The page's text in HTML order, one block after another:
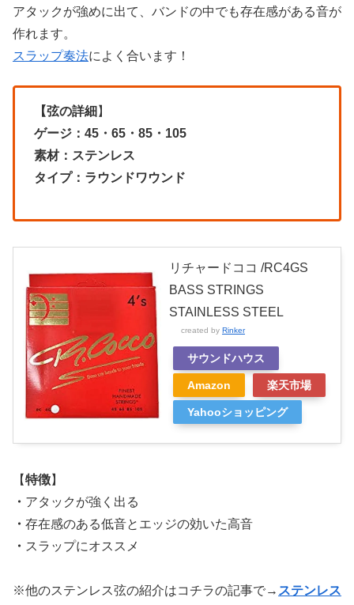
アタックが強めに出て、バンドの中でも存在感がある音が
作れます。
スラップ奏法によく合います！
【弦の詳細 】
ゲージ：45・65・85・105
素材：ステンレス
タイプ：ラウンドワウンド
リチャードココ /RC4GS
BASS STRINGS
STAINLESS STEEL
created by Rinker
サウンドハウス
Amazon 楽天市場
Yahooショッピング
【特徴】
・ アタックが強く出る
・ 存在感のある低音とエッジの効いた高音
・ スラップにオススメ
※他のステンレス弦の紹介はコチラの記事で→ ステンレス